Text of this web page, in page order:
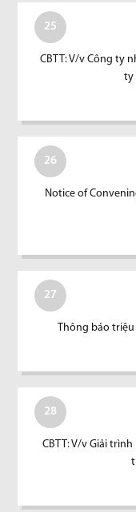
25
CBTT: V/v Công ty
ty
26
Notice of
27
Thông báo
28
CBTT: V/v Giải